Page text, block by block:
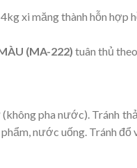
xi măng thành hỗn hợp
(MA-222) tuân thủ
pha nước). Tránh
nước uống. Tránh đổ